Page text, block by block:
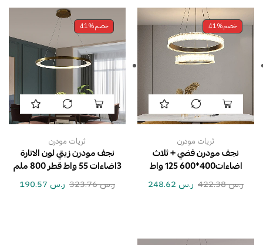
خصم41%
ثريات مودرن
نجف مودرن فضي + ثلاث
اضاءات400*600 125 واط
ر.س422.38 ر.س
خصم41%
ثريات مودرن
نجف مودرن زيتي لون الانارة
3اضاءات 55 واط قطر 800 ملم
ر.س323.76 ر.س